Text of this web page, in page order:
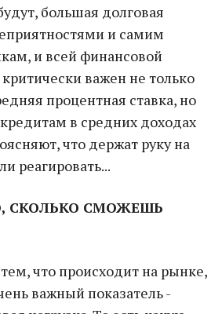
большая долговая
и самим
и всей финансовой
важен не только
процентная ставка, но
в средних доходах
что держат руку на
реагировать...
СКОЛЬКО СМОЖЕШЬ
что происходит на рынке,
важный показатель -